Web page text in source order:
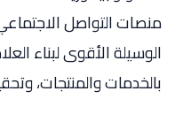
منصات التواصل
الوسيلة الأقوى لبناء
بالخدمات والمنتجات،